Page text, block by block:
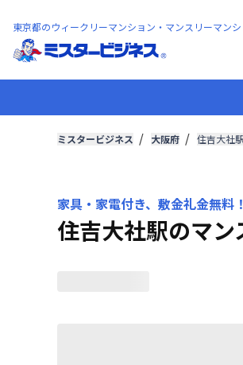
東京都のウィークリーマンション・マンスリーマン
ミスタービジネス 大阪府 住吉大社
家具・家電付き、敷金礼金無料！
住吉大社駅のマ